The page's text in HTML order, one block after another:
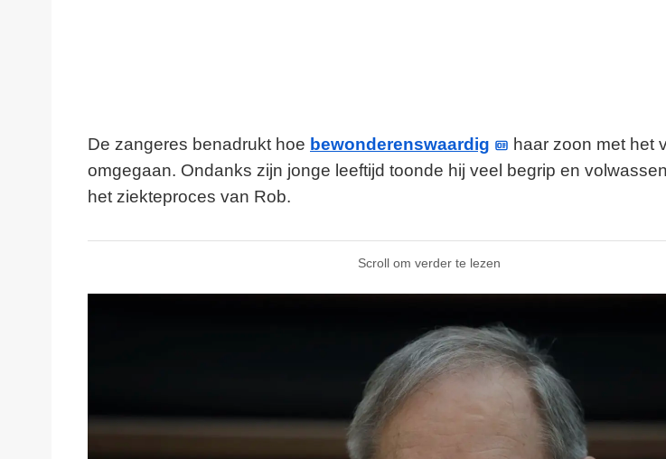
De zangeres benadrukt hoe bewonderenswaardig
haar zoon met het
omgegaan. Ondanks zijn jonge leeftijd toonde hij veel begrip en
het ziekteproces van Rob.
Scroll om verder te lezen